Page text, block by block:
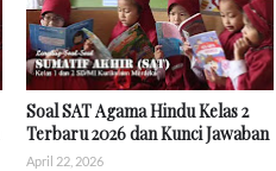
Soal SAT Agama Hindu Kelas 2
Terbaru 2026 dan Kunci Jawaban
April 22, 2026